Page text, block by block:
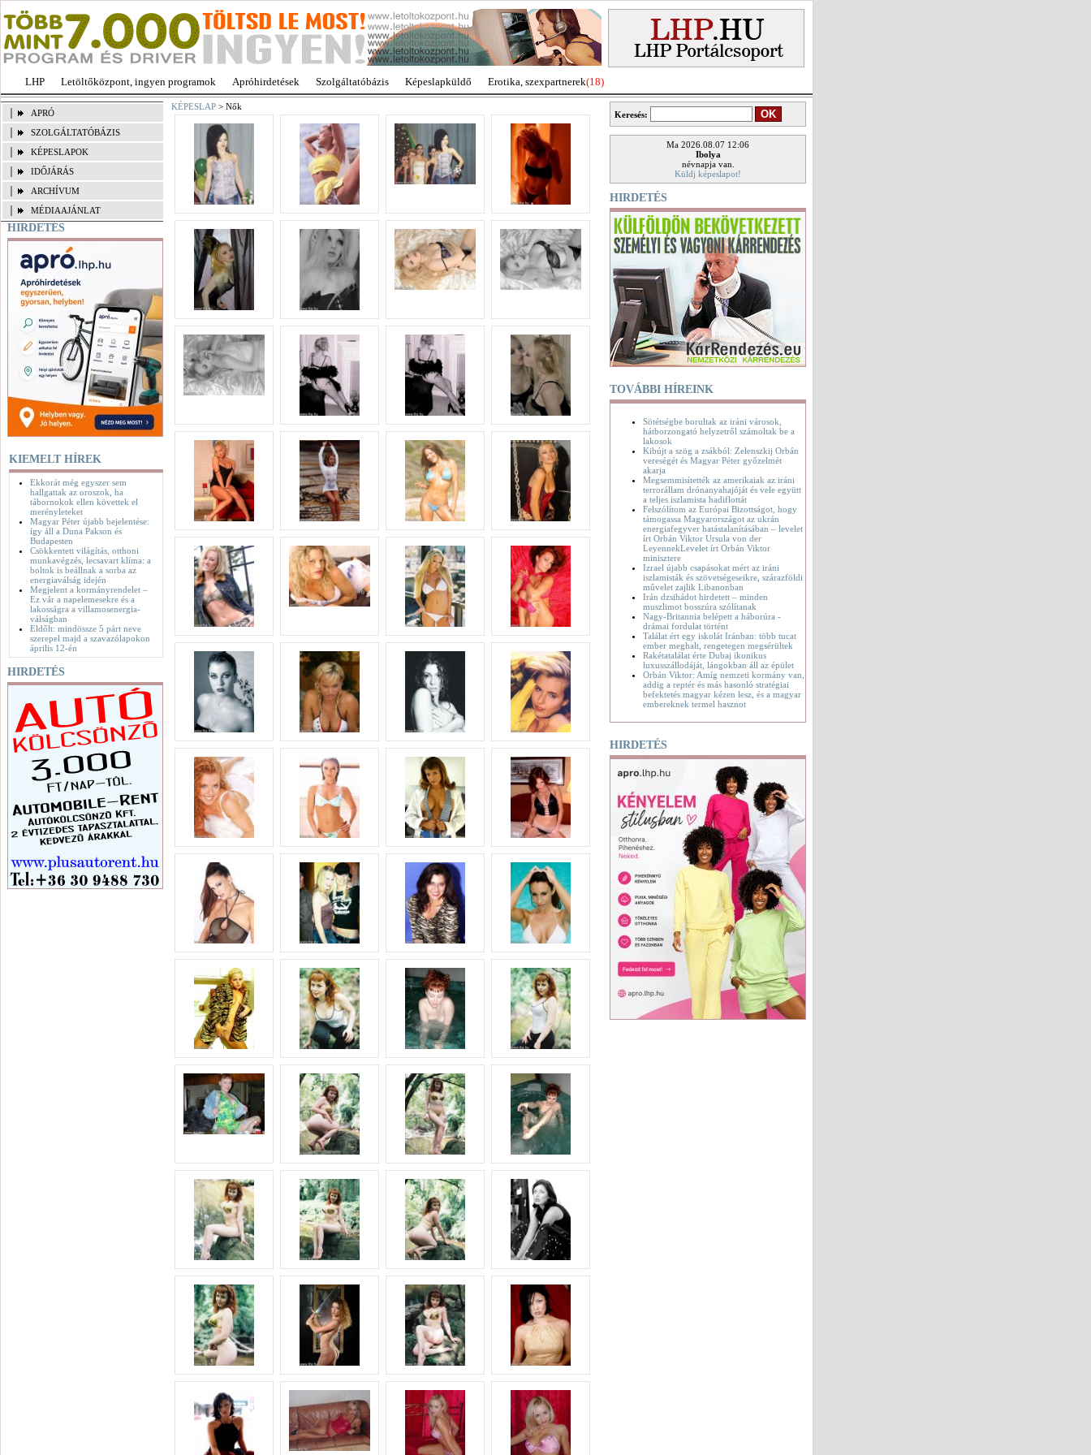
LHP Letöltőközpont, ingyen programok Apróhirdetések Szolgáltatóbázis Képeslapküldő Erotika, szexpartnerek(18)
APRÓ
SZOLGÁLTATÓBÁZIS
KÉPESLAPOK
IDŐJÁRÁS
ARCHÍVUM
MÉDIAAJÁNLAT
HIRDETÉS
KIEMELT HÍREK
Ekkorát még egyszer sem
hallgattak az oroszok, ha
tábornokok ellen követtek el
merényleteket
Magyar Péter újabb bejelentése:
így áll a Duna Pakson és
Budapesten
Csökkentett világítás, otthoni
munkavégzés, lecsavart klíma: a
boltok is beállnak a sorba az
energiaválság idején
Megjelent a kormányrendelet –
Ez vár a napelemesekre és a
lakosságra a villamosenergia-
válságban
Eldőlt: mindössze 5 párt neve
szerepel majd a szavazólapokon
április 12-én
HIRDETÉS
KÉPESLAP > Nők
Keresés:
Ma 2026.08.07 12:06
Ibolya
névnapja van.
Küldj képeslapot!
HIRDETÉS
TOVÁBBI HÍREINK
Sötétségbe borultak az iráni városok,
hátborzongató helyzetről számoltak be a
lakosok
Kibújt a szög a zsákból: Zelenszkij Orbán
vereségét és Magyar Péter győzelmét
akarja
Megsemmisítették az amerikaiak az iráni
terrorállam drónanyahajóját és vele együtt
a teljes iszlamista hadiflottát
Felszólítom az Európai Bizottságot, hogy
támogassa Magyarországot az ukrán
energiafegyver hatástalanításában – levelet
írt Orbán Viktor Ursula von der
LeyennekLevelet írt Orbán Viktor
minisztere
Izrael újabb csapásokat mért az iráni
iszlamisták és szövetségeseikre, szárazföldi
művelet zajlik Libanonban
Irán dzsihádot hirdetett – minden
muszlimot bosszúra szólítanak
Nagy-Britannia belépett a háborúra -
drámai fordulat történt
Találat ért egy iskolát Iránban: több tucat
ember meghalt, rengetegen megsérültek
Rakétatalálat érte Dubaj ikonikus
luxusszállodáját, lángokban áll az épület
Orbán Viktor: Amíg nemzeti kormány van,
addig a reptér és más hasonló stratégiai
befektetés magyar kézen lesz, és a magyar
embereknek termel hasznot
HIRDETÉS